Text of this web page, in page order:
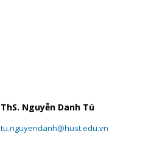
ThS. Nguyễn Danh Tú
tu.nguyendanh@hust.edu.vn